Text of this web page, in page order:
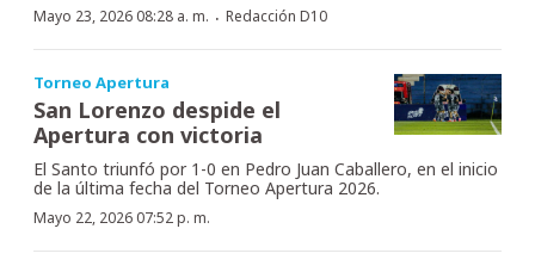
Mayo 23, 2026 08:28 a. m. · Redacción D10
Torneo Apertura
San Lorenzo despide el
Apertura con victoria
El Santo triunfó por 1-0 en Pedro Juan Caballero, en el inicio
de la última fecha del Torneo Apertura 2026.
Mayo 22, 2026 07:52 p. m.